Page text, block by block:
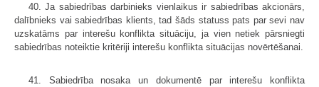
40. Ja sabiedrības darbinieks vienlaikus ir sabiedrības akcionārs,
dalībnieks vai sabiedrības klients, tad šāds statuss pats par sevi nav
uzskatāms par interešu konflikta situāciju, ja vien netiek pārsniegti
sabiedrības noteiktie kritēriji interešu konflikta situācijas novērtēšanai.
41. Sabiedrība nosaka un dokumentē par interešu konflikta